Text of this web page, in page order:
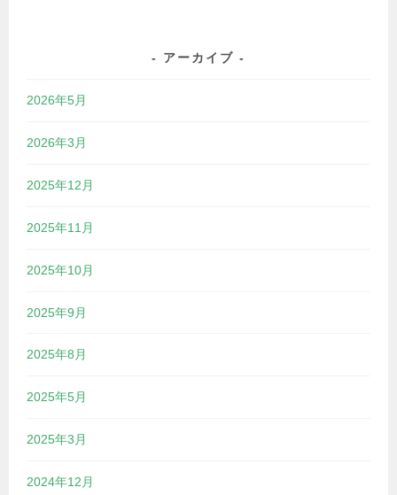
アーカイブ
2026年5月
2026年3月
2025年12月
2025年11月
2025年10月
2025年9月
2025年8月
2025年5月
2025年3月
2024年12月